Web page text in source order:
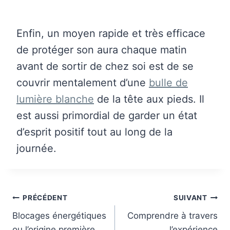
Enfin, un moyen rapide et très efficace
de protéger son aura chaque matin
avant de sortir de chez soi est de se
couvrir mentalement d’une bulle de
lumière blanche de la tête aux pieds. Il
est aussi primordial de garder un état
d’esprit positif tout au long de la
journée.
Navigation
de
PRÉCÉDENT
Blocages énergétiques
SUIVANT
Comprendre à travers